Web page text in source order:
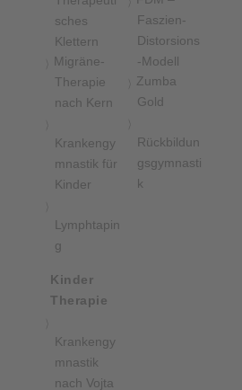
sches
Klettern
Migräne-
Therapie
nach Kern
Krankengy
mnastik für
Kinder
Lymphtapin
g
Faszien-
Distorsions
-Modell
Zumba
Gold
Rückbildun
gsgymnasti
k
Kinder
Therapie
Krankengy
mnastik
nach Vojta